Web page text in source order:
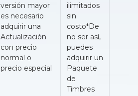
versión mayor
es necesario
adquirir una
Actualización
con precio
normal o
precio especial
ilimitados
sin
costo*De
no ser así,
puedes
adquirir un
Paquete
de
Timbres